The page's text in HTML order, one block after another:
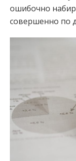
ошибочно
совершенно по